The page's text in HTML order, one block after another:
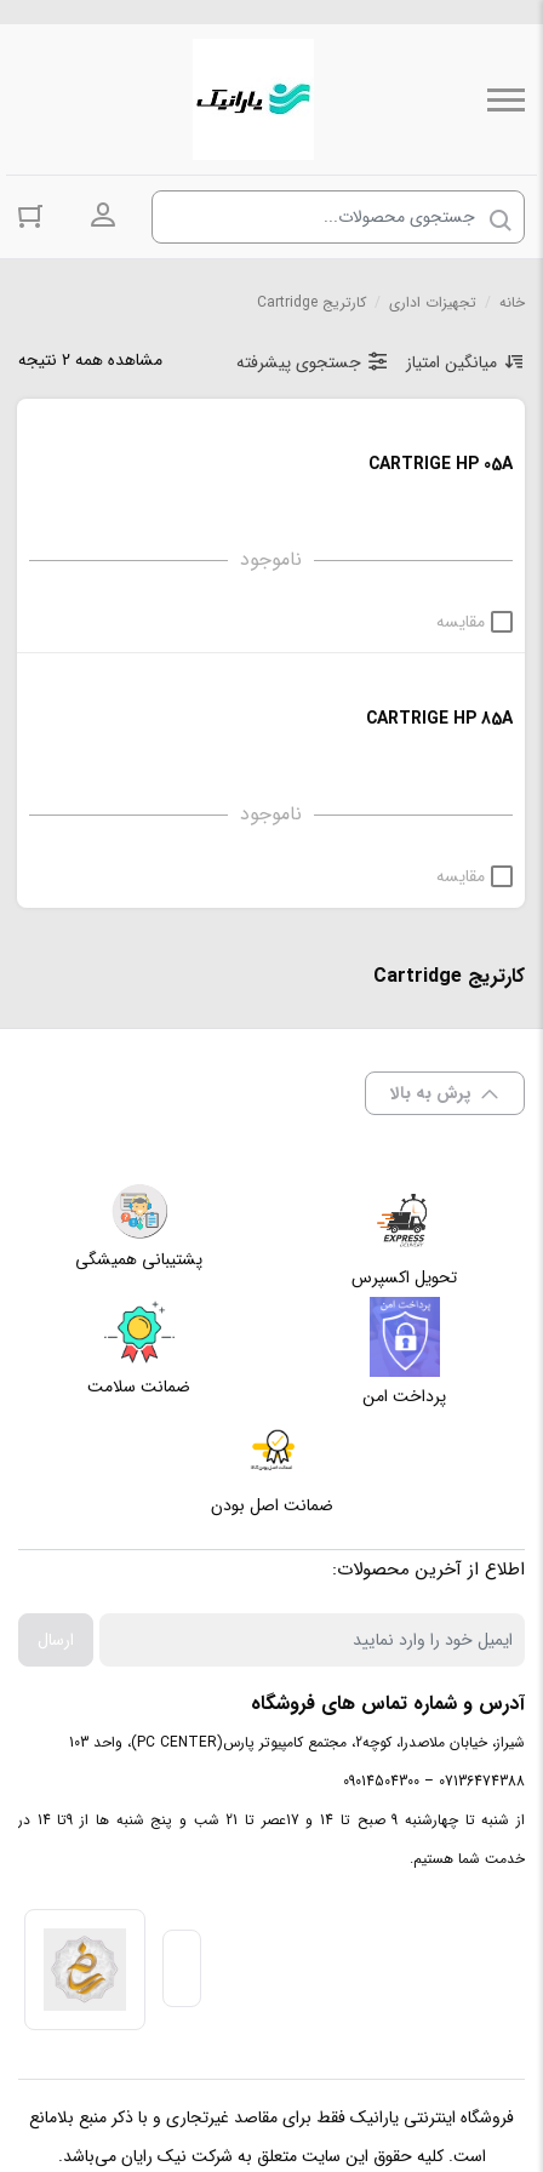
ورود به
خانه تجهیزات اداری کارتریج Cartridge
مشاهده همه 2 نتیجه میانگین امتیاز جستجوی پیشرفته
CARTRIGE HP 05A
ناموجود
مقایسه
CARTRIGE HP 85A
ناموجود
مقایسه
کارتریج Cartridge
پرش به بالا
تحویل اکسپرس
پشتیبانی همیشگی
پرداخت امن ضمانت سلامت
ضمانت اصل بودن
اطلاع از آخرین محصولات:
ارسال
آدرس و شماره تماس های فروشگاه
شیراز، خیابان ملاصدرا، کوچه2، مجتمع کامپیوتر پارس(PC CENTER)، واحد 103
07136474388 – 09014504300
از شنبه تا چهارشنبه 9 صبح تا 14 و 17عصر تا 21 شب و پنج شنبه ها از 9تا 14 در
خدمت شما هستیم.
فروشگاه اینترنتی یارانیک فقط برای مقاصد غیرتجاری و با ذکر منبع بلامانع
است. کلیه حقوق این سایت متعلق به شرکت نیک رایان می‌باشد.